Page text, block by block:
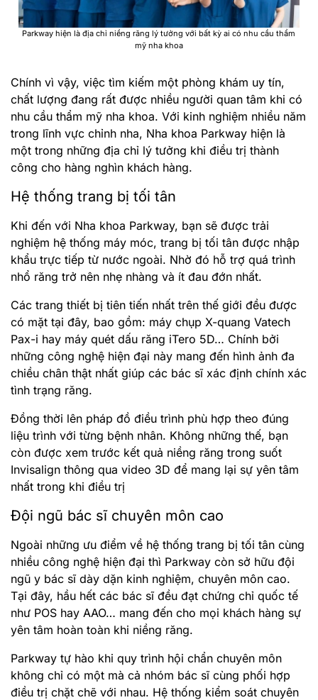
Parkway hiện là địa chỉ niềng răng lý tưởng với bất kỳ ai có nhu cầu thẩm
mỹ nha khoa
Chính vì vậy, việc tìm kiếm một phòng khám uy tín,
chất lượng đang rất được nhiều người quan tâm khi có
nhu cầu thẩm mỹ nha khoa. Với kinh nghiệm nhiều năm
trong lĩnh vực chỉnh nha, Nha khoa Parkway hiện là
một trong những địa chỉ lý tưởng khi điều trị thành
công cho hàng nghìn khách hàng.
Hệ thống trang bị tối tân
Khi đến với Nha khoa Parkway, bạn sẽ được trải
nghiệm hệ thống máy móc, trang bị tối tân được nhập
khẩu trực tiếp từ nước ngoài. Nhờ đó hỗ trợ quá trình
nhổ răng trở nên nhẹ nhàng và ít đau đớn nhất.
Các trang thiết bị tiên tiến nhất trên thế giới đều được
có mặt tại đây, bao gồm: máy chụp X-quang Vatech
Pax-i hay máy quét dấu răng iTero 5D… Chính bởi
những công nghệ hiện đại này mang đến hình ảnh đa
chiều chân thật nhất giúp các bác sĩ xác định chính xác
tình trạng răng.
Đồng thời lên pháp đồ điều trình phù hợp theo đúng
liệu trình với từng bệnh nhân. Không những thế, bạn
còn được xem trước kết quả niềng răng trong suốt
Invisalign thông qua video 3D để mang lại sự yên tâm
nhất trong khi điều trị
Đội ngũ bác sĩ chuyên môn cao
Ngoài những ưu điểm về hệ thống trang bị tối tân cùng
nhiều công nghệ hiện đại thì Parkway còn sở hữu đội
ngũ y bác sĩ dày dặn kinh nghiệm, chuyên môn cao.
Tại đây, hầu hết các bác sĩ đều đạt chứng chỉ quốc tế
như POS hay AAO… mang đến cho mọi khách hàng sự
yên tâm hoàn toàn khi niềng răng.
Parkway tự hào khi quy trình hội chẩn chuyên môn
không chỉ có một mà cả nhóm bác sĩ cùng phối hợp
điều trị chặt chẽ với nhau. Hệ thống kiểm soát chuyên